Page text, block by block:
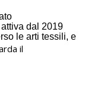
attiva dal 2019
le arti tessili, e
il